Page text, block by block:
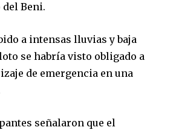
Beni.
a intensas lluvias y baja
se habría visto obligado a
de emergencia en una
señalaron que el